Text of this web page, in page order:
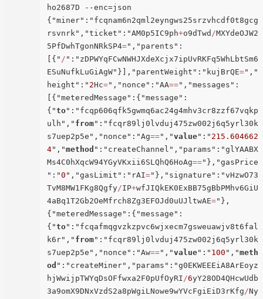
ho2687D --enc=json
{"miner":"fcqnam6n2qml2eyngws25srzvhcdf0t8gcg
rsvnrk","ticket":"AM0p5IC9ph+o9dTwd /MXYdeOJW2
5PfDwhTgonNRkSP4=","parents":
[{" / ":"zDPWYqFCwNWHJXdeXcjx7ipUvRKFq5WhLbtSm6
ESuNufkLuGiAgW"}],"parentWeight":"kujBrQE=","
height":" 2Hc=","nonce":"AA==","messages":
[{"meteredMessage":{"message":
{"to":"fcqp606qfk5gwmq6ac24g4mhv3cr8zzf67vqkp
ulh"," from":"fcqr89lj0lvduj475zw002j6q5yrl30k
s7uep2p5e","nonce":"Ag==","value":" 215.604662
4","method ":"createChannel","params":"glYAABX
Ms4C0hXqcW94YGyVKxii6SLQhQ6HoAg=="},"gasPrice
":"0 ","gasLimit":"rAI="},"signature":"vHzwO73
TvM8MW1FKg8Qgfy/IP+wfJIQkEK0ExBB75gBbPMhv6GiU
4aBq1T2Gb2OeMfrch8Zg3EFOJd0uUJltwAE="},
{"meteredMessage":{"message":
{"to":"fcqafmqgvzkzpvc6wjxecm7gsweuawjv8t6fal
k6r"," from":"fcqr89lj0lvduj475zw002j6q5yrl30k
s7uep2p5e","nonce":"Aw==","value":" 100 ","meth
od ":"createMiner","params":"g0EKWEEEiA8ArEoyz
hjWwijpTWYqDsOFfwxa2F0pUfOyRI/6yY28OD4QHcwUdb
3a9omX9DNxVzdS2a8pWgiLNowe9wYVcFgiEiD3rKfg/Ny